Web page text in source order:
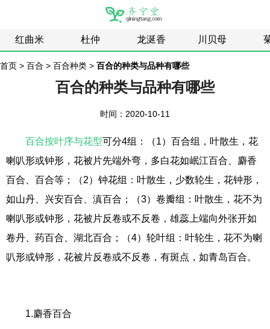
红曲米 杜仲 龙涎香 川贝母
首页 > 百合 > 百合种类 > 百合的种类与品种有哪些
百合的种类与品种有哪些
时间：2020-10-11
百合按叶序与花型可分4组：（1）百合组，叶散生，花
喇叭形或钟形，花被片先端外弯，多白花如岷江百合、麝香
百合、百合等；（2）钟花组：叶散生，少数轮生，花钟形，
如山丹、兴安百合、滇百合；（3）卷瓣组：叶散生，花不为
喇叭形或钟形，花被片反卷或不反卷，雄蕊上端向外张开如
卷丹、药百合、湖北百合；（4）轮叶组：叶轮生，花不为喇
叭形或钟形，花被片反卷或不反卷，有斑点，如青岛百合。
1.麝香百合